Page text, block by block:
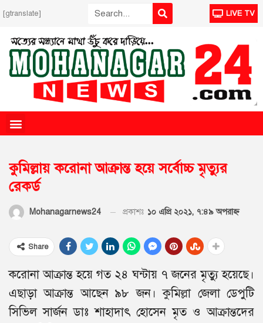
[gtranslate] LIVE TV
কুমিল্লায় করোনা আক্রান্ত হয়ে সর্বোচ্চ মৃত্যুর
রেকর্ড
Mohanagarnews24 প্রকাশঃ ১০ এপ্রি ২০২১, ৭:৪৯ অপরাহ্ণ
Share
করোনা আক্রান্ত হয়ে গত ২৪ ঘন্টায় ৭ জনের মৃত্যু হয়েছে।
এছাড়া আক্রান্ত আছেন ৯৮ জন। কুমিল্লা জেলা ডেপুটি
সিভিল সার্জন ডাঃ শাহাদাৎ হোসেন মৃত ও আক্রান্তদের